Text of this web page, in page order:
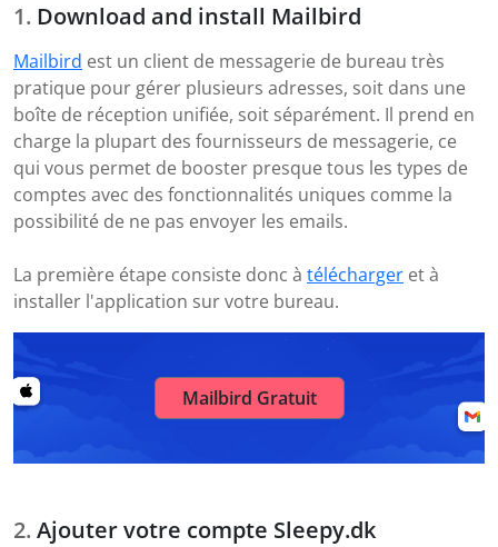
Download and install Mailbird
Mailbird est un client de messagerie de bureau très
pratique pour gérer plusieurs adresses, soit dans une
boîte de réception unifiée, soit séparément. Il prend en
charge la plupart des fournisseurs de messagerie, ce
qui vous permet de booster presque tous les types de
comptes avec des fonctionnalités uniques comme la
possibilité de ne pas envoyer les emails.
La première étape consiste donc à télécharger et à
installer l'application sur votre bureau.
Mailbird Gratuit
Ajouter votre compte Sleepy.dk